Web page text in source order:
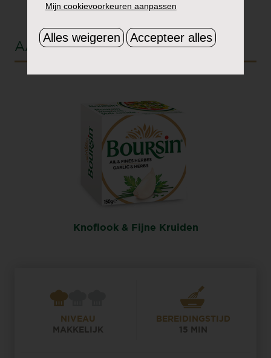
AANBEVOLEN SMAAK
Knoflook & Fijne Kruiden
NIVEAU
MAKKELIJK
BEREIDINGSTIJD
15 MIN
Mijn cookievoorkeuren aanpassen
Alles weigeren Accepteer alles